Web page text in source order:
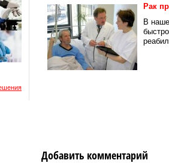
Рак
В
Добавить комментарий